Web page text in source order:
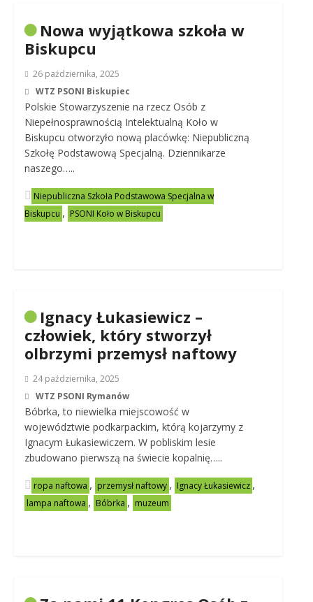
Nowa wyjątkowa szkoła w
Biskupcu
26 października, 2025
WTZ PSONI Biskupiec
Polskie Stowarzyszenie na rzecz Osób z
Niepełnosprawnością Intelektualną Koło w
Biskupcu otworzyło nową placówkę: Niepubliczną
Szkołę Podstawową Specjalną. Dziennikarze
naszego…..
Niepubliczna Szkoła Podstawowa Specjalna w
Biskupcu , PSONI Koło w Biskupcu
Ignacy Łukasiewicz –
człowiek, który stworzył
olbrzymi przemysł naftowy
24 października, 2025
WTZ PSONI Rymanów
Bóbrka, to niewielka miejscowość w
województwie podkarpackim, którą kojarzymy z
Ignacym Łukasiewiczem. W pobliskim lesie
zbudowano pierwszą na świecie kopalnię…..
ropa naftowa , przemysł naftowy , Ignacy Łukasiewicz ,
lampa naftowa , Bóbrka , muzeum